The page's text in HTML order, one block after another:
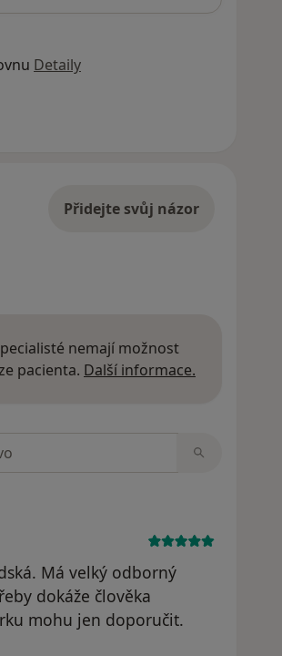
Detaily
Přidejte svůj názor
nemají možnost
pacienta. Další informace.
Má velký odborný
dokáže člověka
mohu jen doporučit.